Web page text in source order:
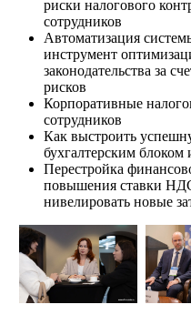
риски налогового
сотрудников
Автоматизация
инструмент
законодательства за
рисков
Корпоративные
сотрудников
Как выстроить
бухгалтерским
Перестройка
повышения ставки
нивелировать новые